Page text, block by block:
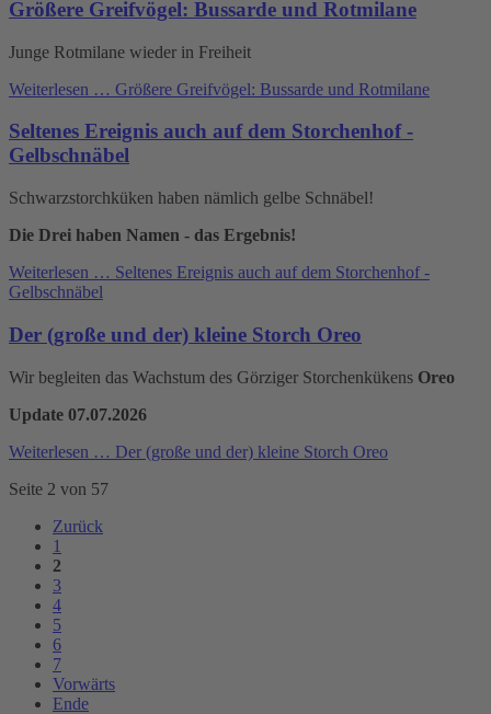
Größere Greifvögel: Bussarde und Rotmilane
Junge Rotmilane wieder in Freiheit
Weiterlesen … Größere Greifvögel: Bussarde und Rotmilane
Seltenes Ereignis auch auf dem Storchenhof -
Gelbschnäbel
Schwarzstorchküken haben nämlich gelbe Schnäbel!
Die Drei haben Namen - das Ergebnis!
Weiterlesen … Seltenes Ereignis auch auf dem Storchenhof -
Gelbschnäbel
Der (große und der) kleine Storch Oreo
Wir begleiten das Wachstum des Görziger Storchenkükens Oreo
Update 07.07.2026
Weiterlesen … Der (große und der) kleine Storch Oreo
Seite 2 von 57
Zurück
1
2
3
4
5
6
7
Vorwärts
Ende